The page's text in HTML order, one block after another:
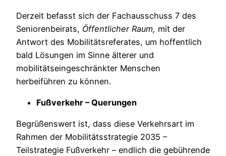
Derzeit befasst sich der Fachausschuss 7 des
Seniorenbeirats, Öffentlicher Raum, mit der
Antwort des Mobilitätsreferates, um hoffentlich
bald Lösungen im Sinne älterer und
mobilitätseingeschränkter Menschen
herbeiführen zu können.
Fußverkehr – Querungen
Begrüßenswert ist, dass diese Verkehrsart im
Rahmen der Mobilitätsstrategie 2035 –
Teilstrategie Fußverkehr – endlich die gebührende